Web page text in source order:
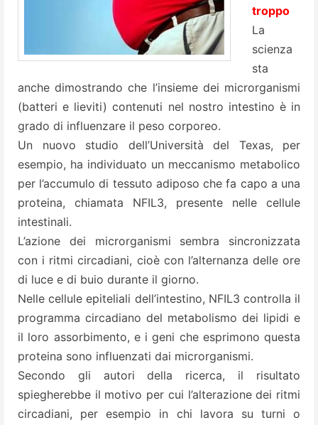
troppo
La
scienza
sta
anche dimostrando che l’insieme dei microrganismi
(batteri e lieviti) contenuti nel nostro intestino è in
grado di influenzare il peso corporeo.
Un nuovo studio dell’Università del Texas, per
esempio, ha individuato un meccanismo metabolico
per l’accumulo di tessuto adiposo che fa capo a una
proteina, chiamata NFIL3, presente nelle cellule
intestinali.
L’azione dei microrganismi sembra sincronizzata
con i ritmi circadiani, cioè con l’alternanza delle ore
di luce e di buio durante il giorno.
Nelle cellule epiteliali dell’intestino, NFIL3 controlla il
programma circadiano del metabolismo dei lipidi e
il loro assorbimento, e i geni che esprimono questa
proteina sono influenzati dai microrganismi.
Secondo gli autori della ricerca, il risultato
spiegherebbe il motivo per cui l’alterazione dei ritmi
circadiani, per esempio in chi lavora su turni o